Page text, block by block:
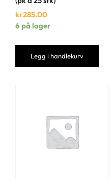
kr285.00
6 på lager
Legg i handlekurv